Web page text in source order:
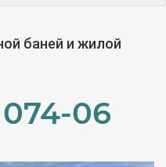
баней и жилой
074-06